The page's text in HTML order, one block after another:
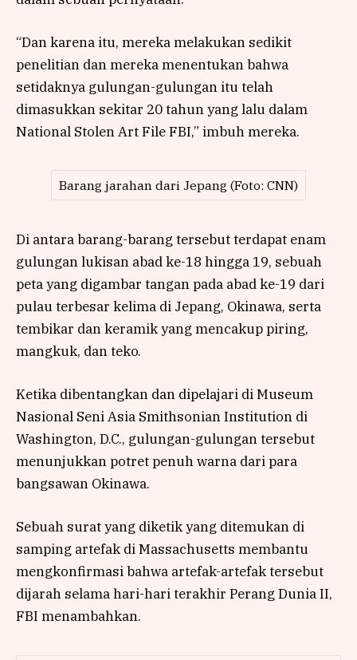
“Dan karena itu, mereka melakukan sedikit
penelitian dan mereka menentukan bahwa
setidaknya gulungan-gulungan itu telah
dimasukkan sekitar 20 tahun yang lalu dalam
National Stolen Art File FBI,” imbuh mereka.
Barang jarahan dari Jepang (Foto: CNN)
Di antara barang-barang tersebut terdapat enam
gulungan lukisan abad ke-18 hingga 19, sebuah
peta yang digambar tangan pada abad ke-19 dari
pulau terbesar kelima di Jepang, Okinawa, serta
tembikar dan keramik yang mencakup piring,
mangkuk, dan teko.
Ketika dibentangkan dan dipelajari di Museum
Nasional Seni Asia Smithsonian Institution di
Washington, D.C., gulungan-gulungan tersebut
menunjukkan potret penuh warna dari para
bangsawan Okinawa.
Sebuah surat yang diketik yang ditemukan di
samping artefak di Massachusetts membantu
mengkonfirmasi bahwa artefak-artefak tersebut
dijarah selama hari-hari terakhir Perang Dunia II,
FBI menambahkan.